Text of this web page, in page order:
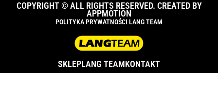
COPYRIGHT © ALL RIGHTS RESERVED. CREATED BY
APPMOTION
POLITYKA PRYWATNOŚCI LANG TEAM
SKLEPLANG TEAMKONTAKT